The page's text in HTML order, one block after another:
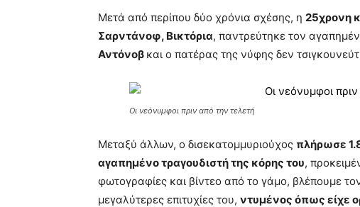
Μετά από περίπου δύο χρόνια σχέσης, η 25χρονη
Σαρντάνοφ, Βικτόρια, παντρεύτηκε τον
Αντόνοβ και ο πατέρας της νύφης δεν
Οι νεόνυμφοι πριν από την τελετή
Μεταξύ άλλων, ο δισεκατομμυριούχος πλήρωσε
αγαπημένο τραγουδιστή της κόρης του,
φωτογραφίες και βίντεο από το γάμο, βλέπουμε
μεγαλύτερες επιτυχίες του, ντυμένος όπως είχε